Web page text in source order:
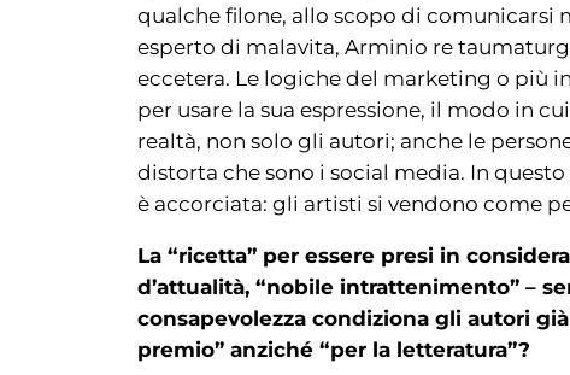
qualche filone, allo scopo di comunicarsi
esperto di malavita, Arminio re
eccetera. Le logiche del marketing o più
per usare la sua espressione, il modo in
realtà, non solo gli autori; anche le
distorta che sono i social media. In
è accorciata: gli artisti si vendono come
La “ricetta” per essere presi in
d’attualità, “nobile intrattenimento” –
consapevolezza condiziona gli autori
premio” anziché “per la letteratura”?